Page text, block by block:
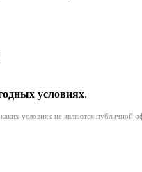
условиях.
условиях не являются